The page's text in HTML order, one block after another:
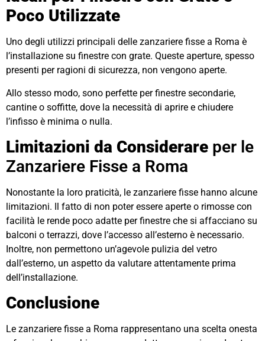
Poco Utilizzate
Uno degli utilizzi principali delle zanzariere fisse a Roma è
l’installazione su finestre con grate. Queste aperture, spesso
presenti per ragioni di sicurezza, non vengono aperte.
Allo stesso modo, sono perfette per finestre secondarie,
cantine o soffitte, dove la necessità di aprire e chiudere
l’infisso è minima o nulla.
Limitazioni da Considerare per le
Zanzariere Fisse a Roma
Nonostante la loro praticità, le zanzariere fisse hanno alcune
limitazioni. Il fatto di non poter essere aperte o rimosse con
facilità le rende poco adatte per finestre che si affacciano su
balconi o terrazzi, dove l’accesso all’esterno è necessario.
Inoltre, non permettono un’agevole pulizia del vetro
dall’esterno, un aspetto da valutare attentamente prima
dell’installazione.
Conclusione
Le zanzariere fisse a Roma rappresentano una scelta onesta